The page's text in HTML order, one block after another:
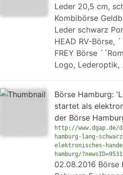
Leder 20,5 cm,
Kombibörse
Leder schwarz
HEAD RV-Börse,
FREY Börse
Logo, Lederoptik,
Börse Hamburg:
startet als
der Börse
http://www.dgap.de/
hamburg-lang-
elektronisches-
hamburg/
02.08.2016 Börse